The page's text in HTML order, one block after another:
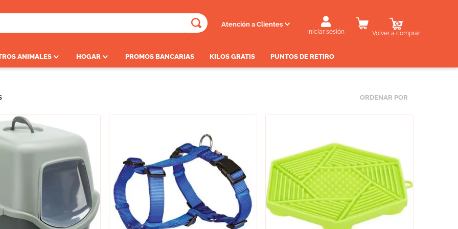
Atención a Clientes
Iniciar sesión Volver a comprar
ANIMALES HOGAR PROMOS BANCARIAS KILOS GRATIS PUNTOS DE RETIRO
ORDENAR POR